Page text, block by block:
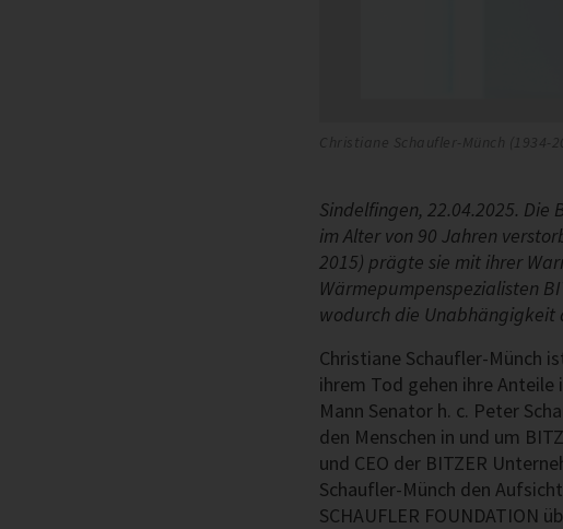
Christiane Schaufler-Münch (1934-
Sindelfingen, 22.04.2025.
im Alter von 90 Jahren
2015) prägte sie mit ihrer
Wärmepumpenspezialisten
wodurch die Unabhängigkeit
Christiane Schaufler-Münch
ihrem Tod gehen ihre Anteile
Mann Senator h. c. Peter
den Menschen in und um
und CEO der BITZER
Schaufler-Münch den
SCHAUFLER FOUNDATION